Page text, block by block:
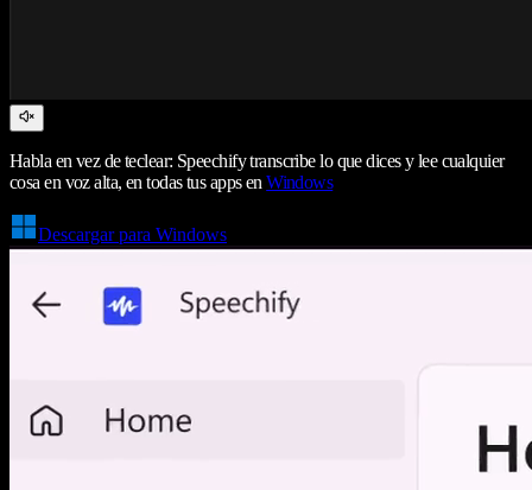
Habla en vez de teclear: Speechify transcribe lo que dices y lee cualquier
cosa en voz alta, en todas tus apps enWindows
Descargar para Windows